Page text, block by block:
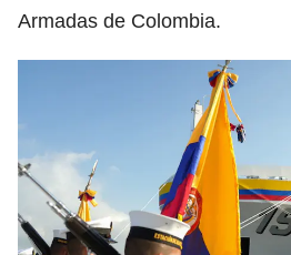
Armadas de Colombia.